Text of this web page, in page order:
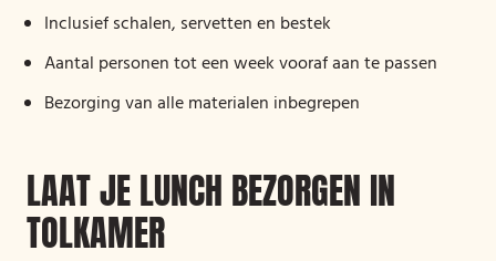
Inclusief schalen, servetten en bestek
Aantal personen tot een week vooraf aan te passen
Bezorging van alle materialen inbegrepen
LAAT JE LUNCH BEZORGEN IN
TOLKAMER